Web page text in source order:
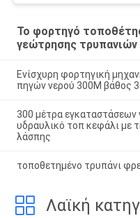
Το φορτηγό
γεώτρησης τρυπανιών
Ενίσχυρη φορτηγική
πηγών νερού 300M βάθος
300 μέτρα
υδραυλικό τοπ κεφάλι με
λάσπης
τοποθετημένο τρυπάνι
Λαϊκή